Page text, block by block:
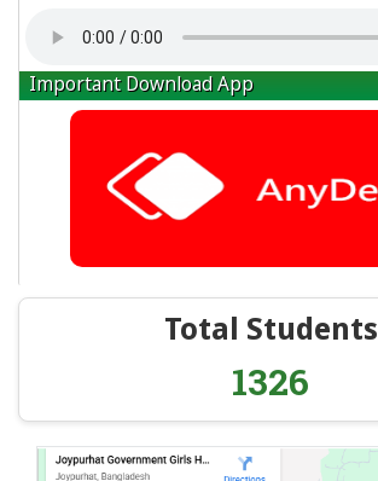
Important Download App
Total Students
1326